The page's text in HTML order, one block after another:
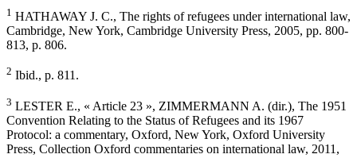
1 HATHAWAY J. C., The rights of refugees under international law,
Cambridge, New York, Cambridge University Press, 2005, pp. 800-
813, p. 806.
2 Ibid., p. 811.
3 LESTER E., « Article 23 », ZIMMERMANN A. (dir.), The 1951
Convention Relating to the Status of Refugees and its 1967
Protocol: a commentary, Oxford, New York, Oxford University
Press, Collection Oxford commentaries on international law, 2011,